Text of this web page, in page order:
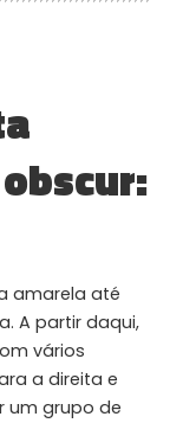
amarela até
A partir daqui,
vários
a direita e
um grupo de